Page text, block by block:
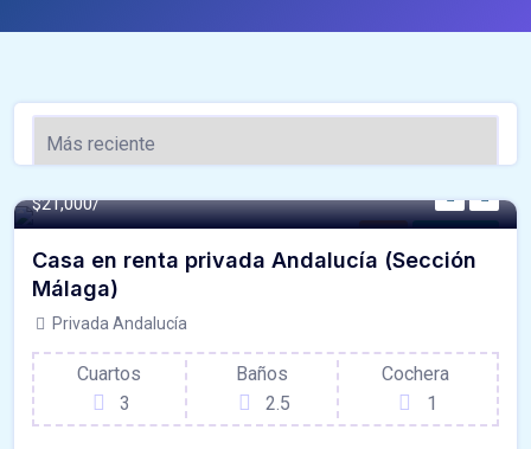
Casa Para Renta
$21,000/
Casa en renta privada Andalucía (Sección
Málaga)
Privada Andalucía
Cuartos
3
Baños
2.5
Cochera
1